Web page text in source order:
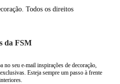
Todos os direitos
da FSM
no seu e-mail inspirações de decoração,
Esteja sempre um passo à frente